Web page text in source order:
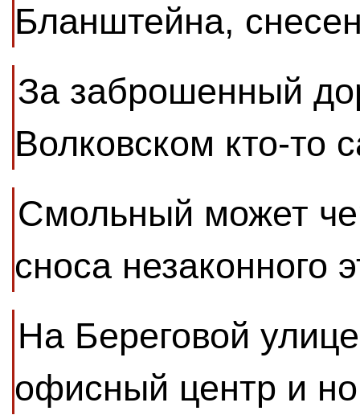
Бланштейна,
За заброшенный
Волковском кто-то
Смольный может
сноса незаконного
На Береговой
офисный центр и